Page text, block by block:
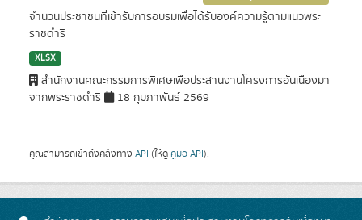
จำนวนประชาชนที่เข้ารับการอบรมเพื่อได้รับองค์ความรู้ตามแนวพระ
ราชดำริ
XLSX
สำนักงานคณะกรรมการพิเศษเพื่อประสานงานโครงการอันเนื่องมา
จากพระราชดำริ
18 กุมภาพันธ์ 2569
คุณสามารถเข้าถึงคลังทาง API (ให้ดู คู่มือ API).